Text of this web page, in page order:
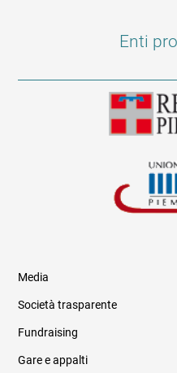
Enti
Informazioni
Media
Società trasparente
Fundraising
Gare e appalti